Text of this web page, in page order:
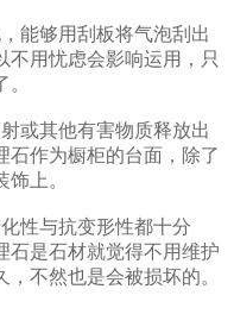
能够用刮板将气泡刮出
不用忧虑会影响运用，只
。
或其他有害物质释放出
石作为橱柜的台面，除了
饰上。
性与抗变形性都十分
石是石材就觉得不用维护
不然也是会被损坏的。